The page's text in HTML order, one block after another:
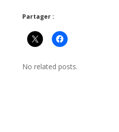
Partager :
No related posts.